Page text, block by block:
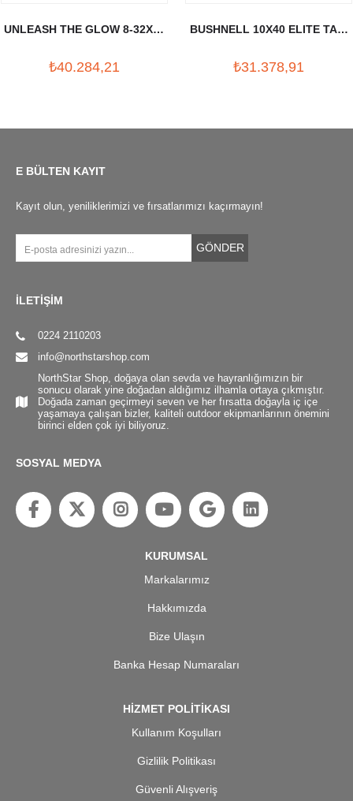
UNLEASH THE GLOW 8-32X56
₺40.284,21
BUSHNELL 10X40 ELITE TAC.
₺31.378,91
E BÜLTEN KAYIT
Kayıt olun, yeniliklerimizi ve fırsatlarımızı kaçırmayın!
GÖNDER
İLETİŞİM
0224 2110203
info@northstarshop.com
NorthStar Shop, doğaya olan sevda ve hayranlığımızın bir
sonucu olarak yine doğadan aldığımız ilhamla ortaya çıkmıştır.
Doğada zaman geçirmeyi seven ve her fırsatta doğayla iç içe
yaşamaya çalışan bizler, kaliteli outdoor ekipmanlarının önemini
birinci elden çok iyi biliyoruz.
SOSYAL MEDYA
KURUMSAL
Markalarımız
Hakkımızda
Bize Ulaşın
Banka Hesap Numaraları
HİZMET POLİTİKASI
Kullanım Koşulları
Gizlilik Politikası
Güvenli Alışveriş